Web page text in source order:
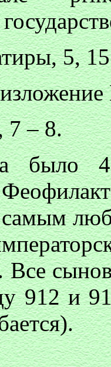
5,
7 – 8.
было 4
Все
912 и